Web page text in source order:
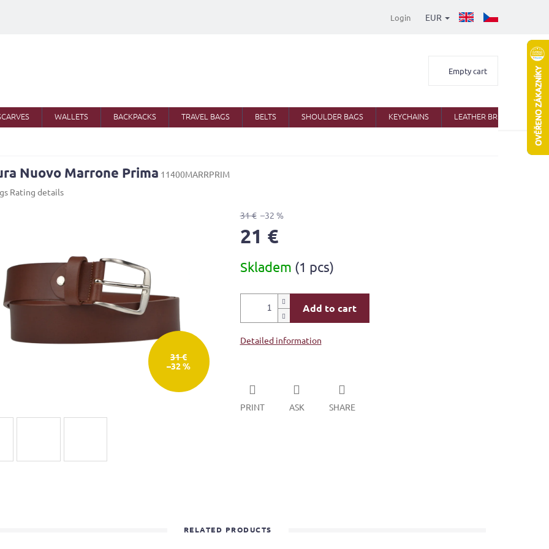
EUR
Login
Shopping
Empty cart
WALLETS BACKPACKS TRAVEL BAGS BELTS SHOULDER BAGS KEYCHAINS LEATHER BRIEFCASES
Nuovo Marrone Prima 11400MARRPRIM
Rating details
31 €
–32 %
31 € –32 %
21 €
price:
Skladem (1 pcs)
Add to cart
Detailed information
PRINT ASK SHARE
RELATED PRODUCTS